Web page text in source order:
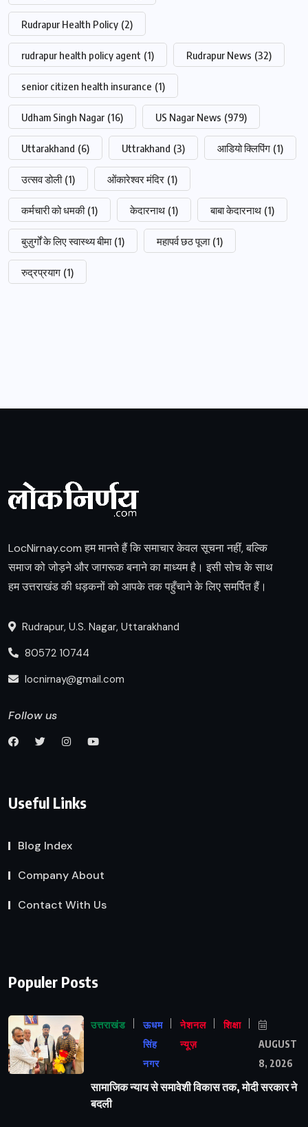
Rudrapur Health Policy (2)
rudrapur health policy agent (1) Rudrapur News (32)
senior citizen health insurance (1)
Udham Singh Nagar (16) US Nagar News (979)
Uttarakhand (6) Uttrakhand (3) आडियो क्लिपिंग (1)
उत्सव डोली (1) ओंकारेश्वर मंदिर (1)
कर्मचारी को धमकी (1) केदारनाथ (1) बाबा केदारनाथ (1)
बुज़ुर्गों के लिए स्वास्थ्य बीमा (1) महापर्व छठ पूजा (1)
रुद्रप्रयाग (1)
LocNirnay.com हम मानते हैं कि समाचार केवल सूचना नहीं, बल्कि
समाज को जोड़ने और जागरूक बनाने का माध्यम है। इसी सोच के साथ
हम उत्तराखंड की धड़कनों को आपके तक पहुँचाने के लिए समर्पित हैं।
Rudrapur, U.S. Nagar, Uttarakhand
80572 10744
locnirnay@gmail.com
Follow us
Useful Links
Blog Index
Company About
Contact With Us
Populer Posts
उत्तराखंड
ऊधम
सिंह
नगर
नेशनल
न्यूज़
शिक्षा
AUGUST
8, 2026
सामाजिक न्याय से समावेशी विकास तक, मोदी सरकार ने
बदली